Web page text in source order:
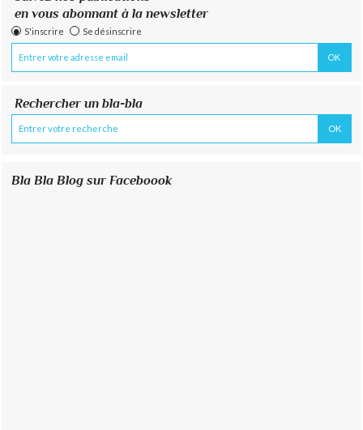
en vous abonnant à la newsletter
S'inscrire Se désinscrire
Rechercher un bla-bla
Bla Bla Blog sur Faceboook